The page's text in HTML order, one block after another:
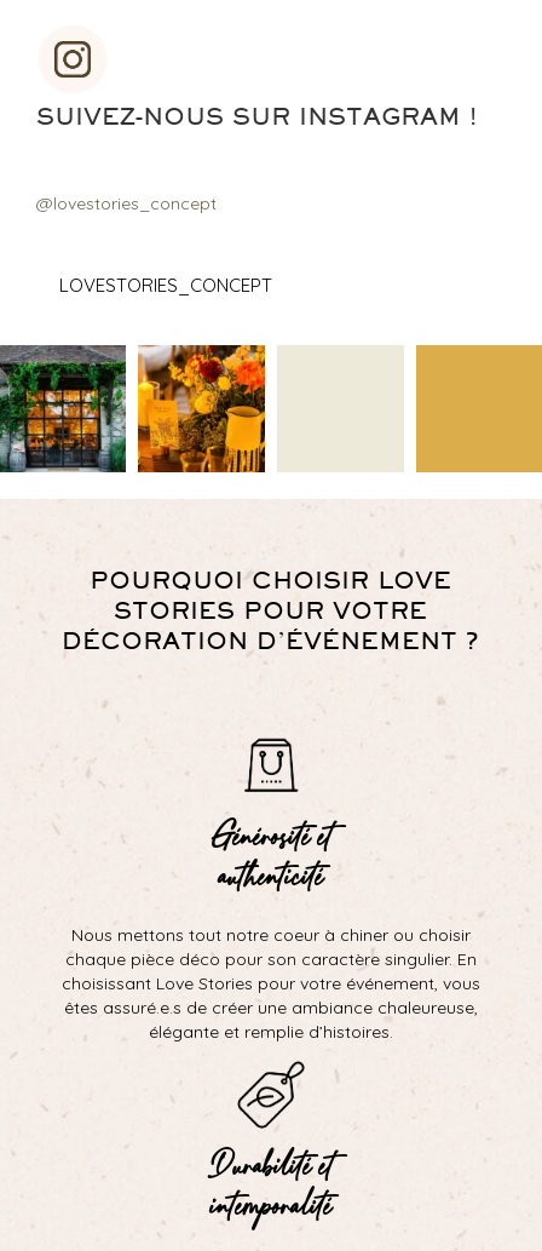
SUIVEZ-NOUS SUR INSTAGRAM !
@lovestories_concept
LOVESTORIES_CONCEPT
POURQUOI CHOISIR LOVE
STORIES POUR VOTRE
DÉCORATION D’ÉVÉNEMENT ?
Générosité et
authenticité
Nous mettons tout notre coeur à chiner ou choisir
chaque pièce déco pour son caractère singulier. En
choisissant Love Stories pour votre événement, vous
êtes assuré.e.s de créer une ambiance chaleureuse,
élégante et remplie d’histoires.
Durabilité et
intemporalité